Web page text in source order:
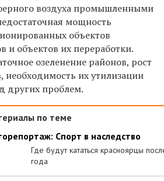
воздуха промышленными
мощность
объектов
и объектов их переработки.
озеленение районов, рост
необходимость их утилизации
других проблем.
по теме
Спорт в наследство
Где будут кататься красноярцы
года